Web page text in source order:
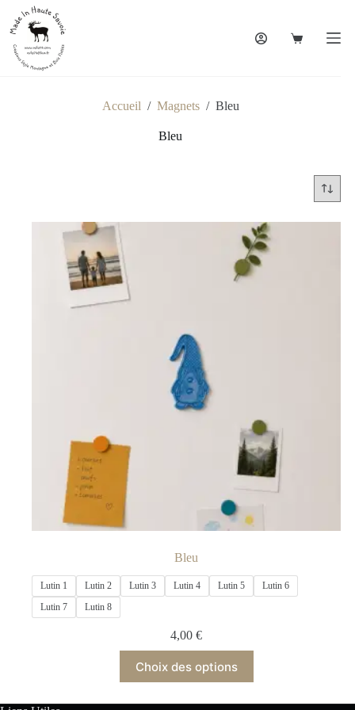
Accueil / Magnets / Bleu
Bleu
Bleu
Lutin 1 Lutin 2 Lutin 3 Lutin 4 Lutin 5
Lutin 6
Lutin 7
Lutin 8
4,00€
Choix des options